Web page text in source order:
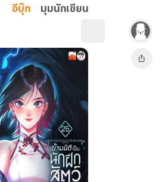
อีบุ๊ก มุมนักเขียน